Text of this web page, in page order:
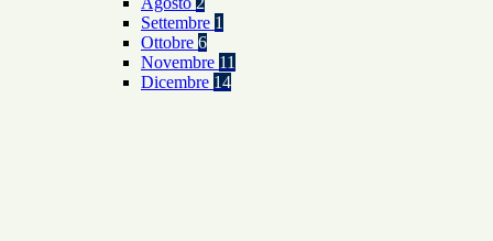
Settembre 1
Ottobre 6
Novembre 11
Dicembre 14